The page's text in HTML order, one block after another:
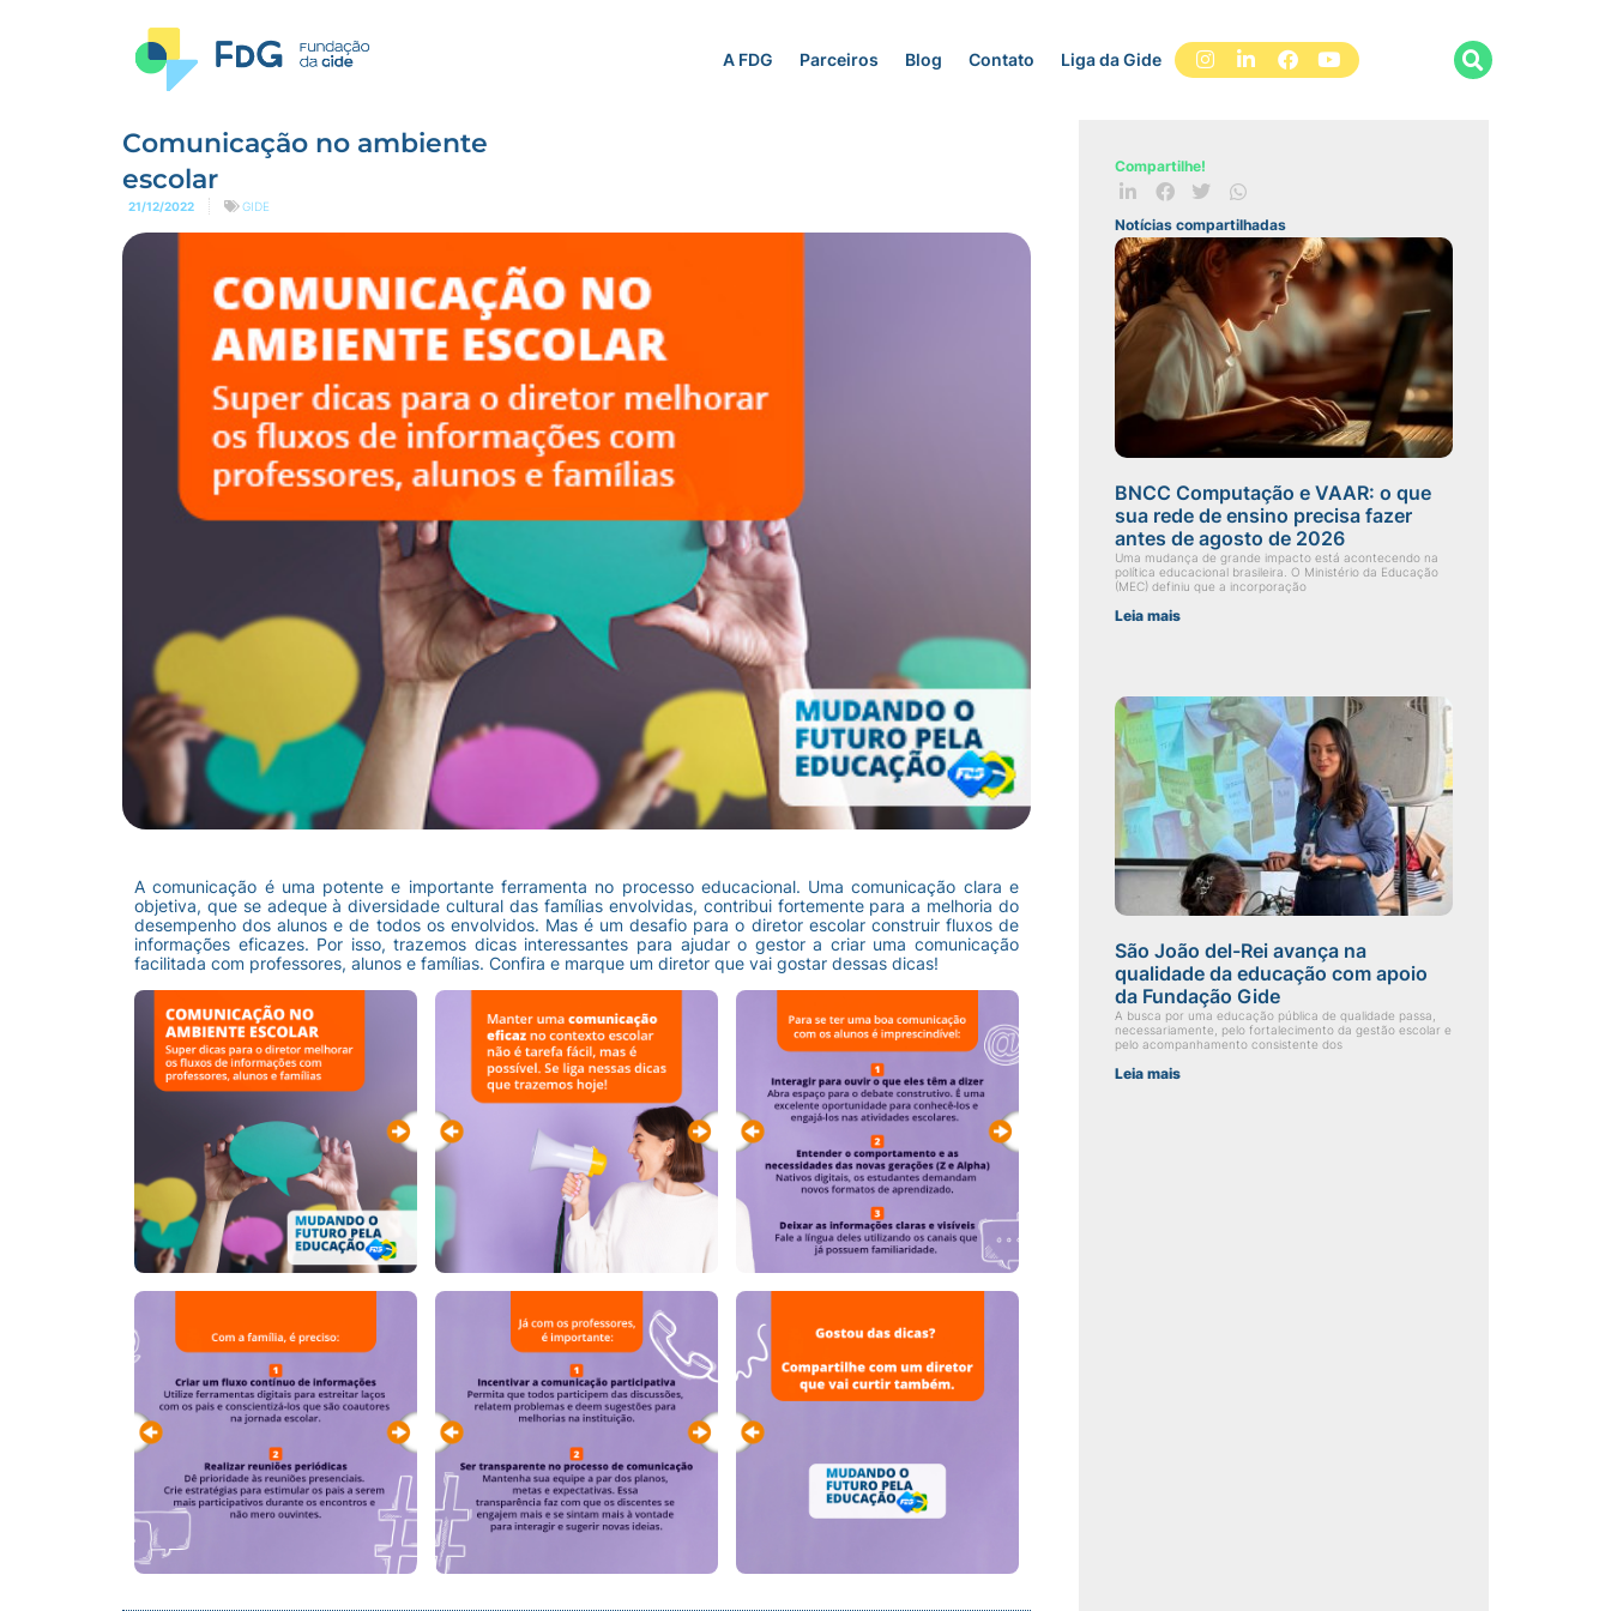
A FDG Parceiros Blog Contato Liga da Gide
Comunicação no ambiente
escolar
21/12/2022 GIDE
A comunicação é uma potente e importante ferramenta no processo educacional. Uma comunicação clara e
objetiva, que se adeque à diversidade cultural das famílias envolvidas, contribui fortemente para a melhoria do
desempenho dos alunos e de todos os envolvidos. Mas é um desafio para o diretor escolar construir fluxos de
informações eficazes. Por isso, trazemos dicas interessantes para ajudar o gestor a criar uma comunicação
facilitada com professores, alunos e famílias. Confira e marque um diretor que vai gostar dessas dicas!
Compartilhe!
Notícias compartilhadas
BNCC Computação e VAAR: o que
sua rede de ensino precisa fazer
antes de agosto de 2026
Uma mudança de grande impacto está acontecendo na
política educacional brasileira. O Ministério da Educação
(MEC) definiu que a incorporação
Leia mais
São João del-Rei avança na
qualidade da educação com apoio
da Fundação Gide
A busca por uma educação pública de qualidade passa,
necessariamente, pelo fortalecimento da gestão escolar e
pelo acompanhamento consistente dos
Leia mais